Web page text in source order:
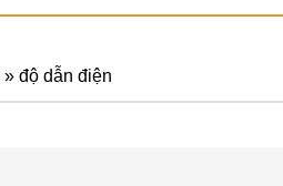
» độ dẫn điện